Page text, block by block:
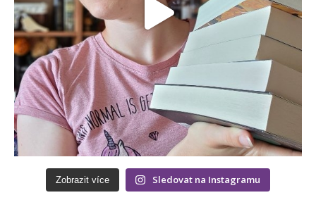
Zobrazit více Sledovat na Instagramu